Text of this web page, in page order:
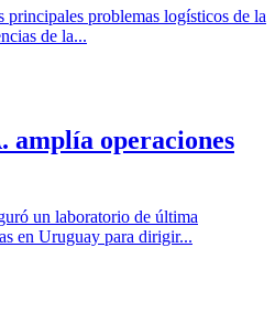
principales problemas logísticos de la
de la...
amplía operaciones
un laboratorio de última
en Uruguay para dirigir...